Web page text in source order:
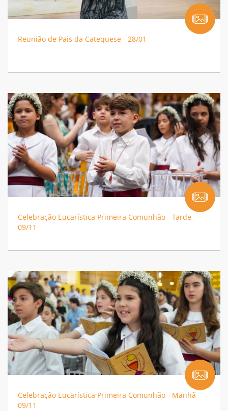
Reunião de Pais da Catequese - 28/01
Celebração Eucarística Primeira Comunhão - Tarde -
09/11
Celebração Eucarística Primeira Comunhão - Manhã -
09/11